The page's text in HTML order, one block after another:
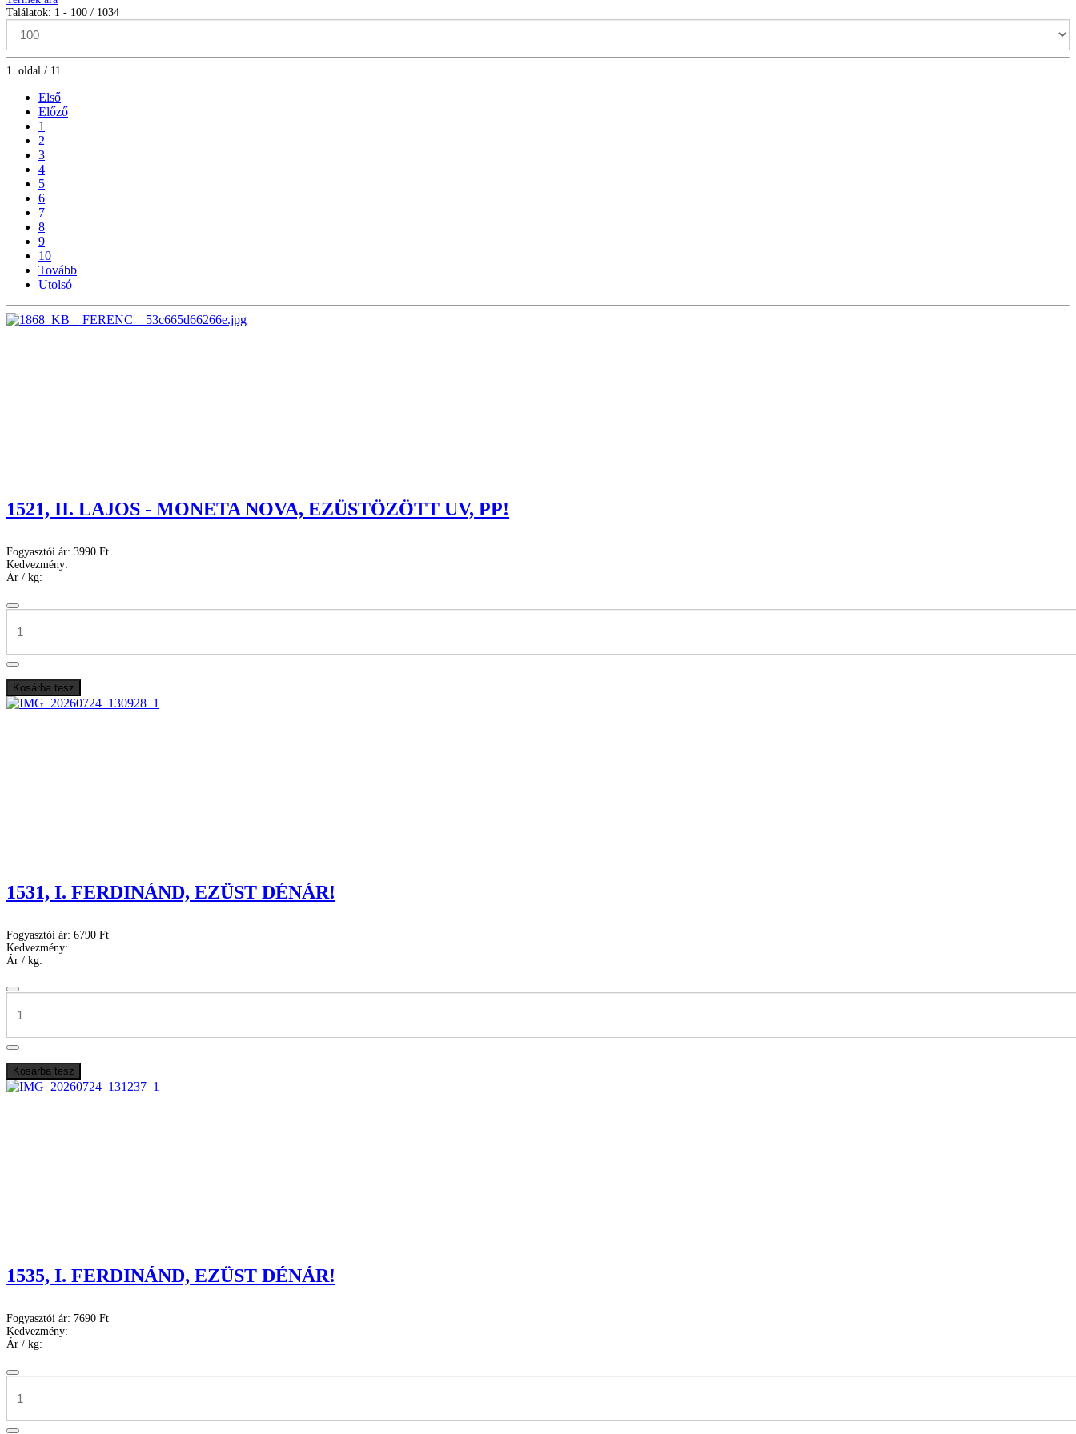
Találatok: 1 - 100 / 1034
1. oldal / 11
Első
Előző
1
2
3
4
5
6
7
8
9
10
Tovább
Utolsó
1521, II. LAJOS - MONETA NOVA, EZÜSTÖZÖTT UV, PP!
Fogyasztói ár: 3990 Ft
Kedvezmény:
Ár / kg:
1531, I. FERDINÁND, EZÜST DÉNÁR!
Fogyasztói ár: 6790 Ft
Kedvezmény:
Ár / kg:
1535, I. FERDINÁND, EZÜST DÉNÁR!
Fogyasztói ár: 7690 Ft
Kedvezmény:
Ár / kg: